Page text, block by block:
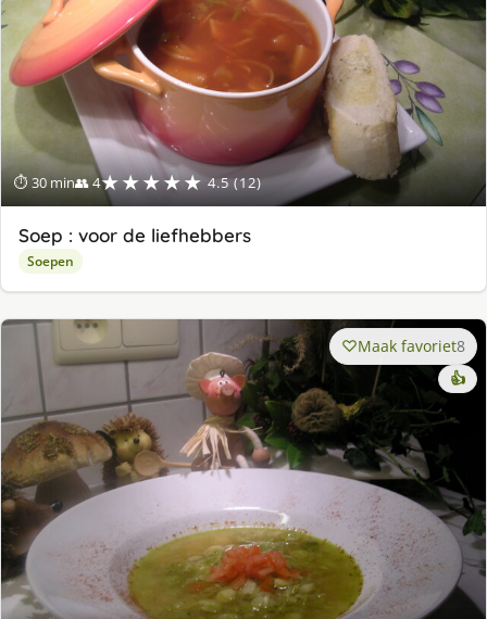
⏱ 30 min👥 4★★★★★ 4.5 (12)
Soep : voor de liefhebbers
Soepen
Maak favoriet8
👍